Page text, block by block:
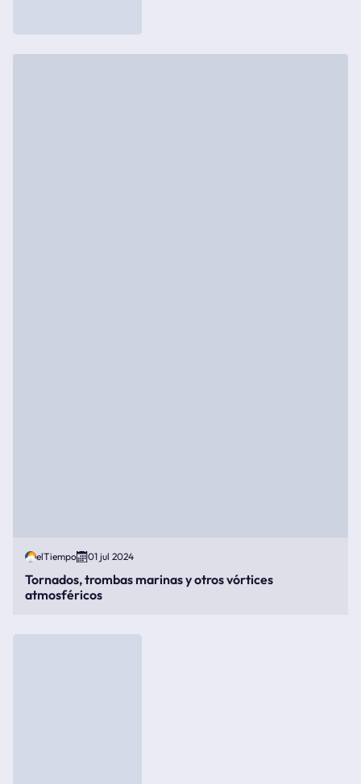
elTiempo 01 jul 2024
Tornados, trombas marinas y otros vórtices
atmosféricos